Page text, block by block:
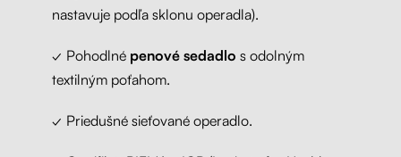
nastavuje podľa sklonu operadla).
✓ Pohodlné penové sedadlo s odolným
textilným poťahom.
✓ Priedušné sieťované operadlo.